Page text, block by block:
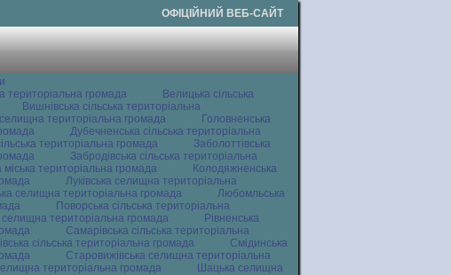
ОФІЦІЙНИЙ ВЕБ-САЙТ
територіальна громада
Велицька сільська
Вишнівська сільська територіальна
територіальна громада
Головненська
Дубечненська сільська територіальна
територіальна громада
Заболоттівська
Забродівська сільська територіальна
міська територіальна громада
Колодяжненська
Луківська селищна територіальна
селищна територіальна громада
Любомльська
Поворська сільська територіальна
селищна територіальна громада
Рівненська
Самарівська сільська територіальна
сільська територіальна громада
Смідинська
Старовижівська селищна територіальна
територіальна громада
Шацька селищна